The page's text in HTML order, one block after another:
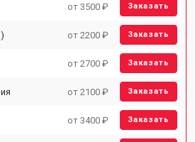
от 3500 ₽ Заказать
от 2200 ₽ Заказать
от 2700 ₽ Заказать
от 2100 ₽ Заказать
от 3400 ₽ Заказать